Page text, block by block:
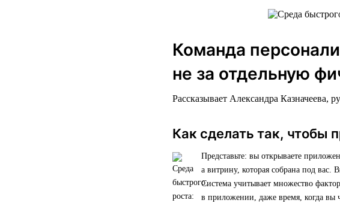
Команда
не за отдельную
Рассказывает Александра Казначеева,
Как сделать так, чтобы
Представьте: вы открываете
а витрину, которая собрана под
Система учитывает множество
в приложении, даже время, когда